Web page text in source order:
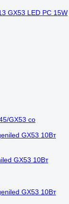
GX53 LED PC 15W
GX53 со
GX53 10Вт